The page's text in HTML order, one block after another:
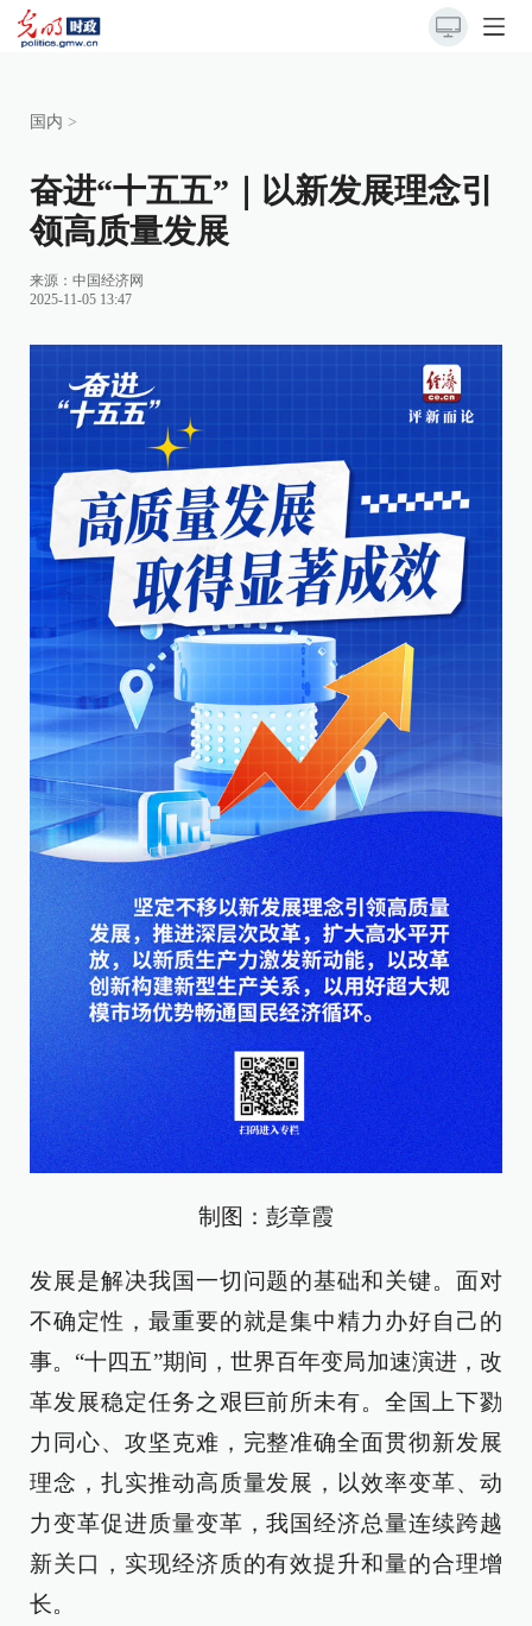
国内 >
奋进“十五五”｜以新发展理念引
领高质量发展
来源： 中国经济网
2025-11-05 13:47
制图：彭章霞
发展是解决我国一切问题的基础和关键。面对
不确定性，最重要的就是集中精力办好自己的
事。“十四五”期间，世界百年变局加速演进，改
革发展稳定任务之艰巨前所未有。全国上下勠
力同心、攻坚克难，完整准确全面贯彻新发展
理念，扎实推动高质量发展，以效率变革、动
力变革促进质量变革，我国经济总量连续跨越
新关口，实现经济质的有效提升和量的合理增
长。